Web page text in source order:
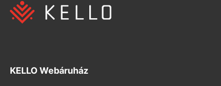
KELLO Webáruház